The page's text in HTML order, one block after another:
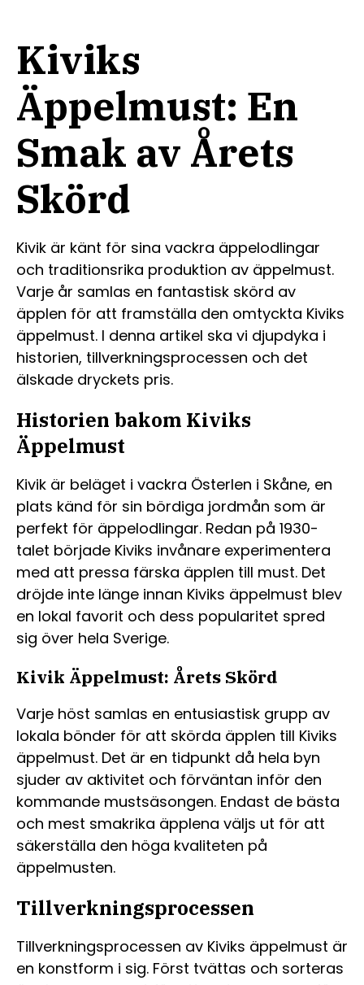
Kiviks
Äppelmust: En
Smak av Årets
Skörd
Kivik är känt för sina vackra äppelodlingar
och traditionsrika produktion av äppelmust.
Varje år samlas en fantastisk skörd av
äpplen för att framställa den omtyckta Kiviks
äppelmust. I denna artikel ska vi djupdyka i
historien, tillverkningsprocessen och det
älskade dryckets pris.
Historien bakom Kiviks
Äppelmust
Kivik är beläget i vackra Österlen i Skåne, en
plats känd för sin bördiga jordmån som är
perfekt för äppelodlingar. Redan på 1930-
talet började Kiviks invånare experimentera
med att pressa färska äpplen till must. Det
dröjde inte länge innan Kiviks äppelmust blev
en lokal favorit och dess popularitet spred
sig över hela Sverige.
Kivik Äppelmust: Årets Skörd
Varje höst samlas en entusiastisk grupp av
lokala bönder för att skörda äpplen till Kiviks
äppelmust. Det är en tidpunkt då hela byn
sjuder av aktivitet och förväntan inför den
kommande mustsäsongen. Endast de bästa
och mest smakrika äpplena väljs ut för att
säkerställa den höga kvaliteten på
äppelmusten.
Tillverkningsprocessen
Tillverkningsprocessen av Kiviks äppelmust är
en konstform i sig. Först tvättas och sorteras